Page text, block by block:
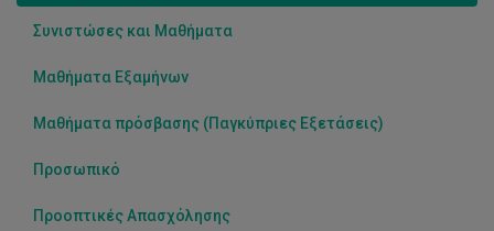
Συνιστώσες και Μαθήματα
Μαθήματα Εξαμήνων
Μαθήματα πρόσβασης (Παγκύπριες Εξετάσεις)
Προσωπικό
Προοπτικές Απασχόλησης